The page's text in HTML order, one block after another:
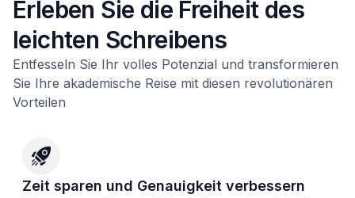
Erleben Sie die Freiheit des
leichten Schreibens
Entfesseln Sie Ihr volles Potenzial und transformieren
Sie Ihre akademische Reise mit diesen revolutionären
Vorteilen
Zeit sparen und Genauigkeit verbessern